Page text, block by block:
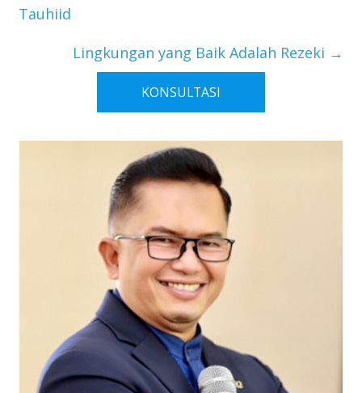
Tauhiid
Lingkungan yang Baik Adalah Rezeki →
KONSULTASI